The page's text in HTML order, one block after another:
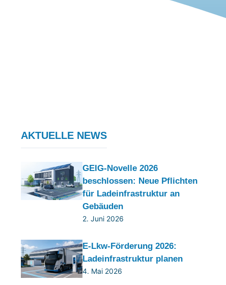
AKTUELLE NEWS
GEIG-Novelle 2026
beschlossen: Neue Pflichten
für Ladeinfrastruktur an
Gebäuden
2. Juni 2026
E-Lkw-Förderung 2026:
Ladeinfrastruktur planen
4. Mai 2026